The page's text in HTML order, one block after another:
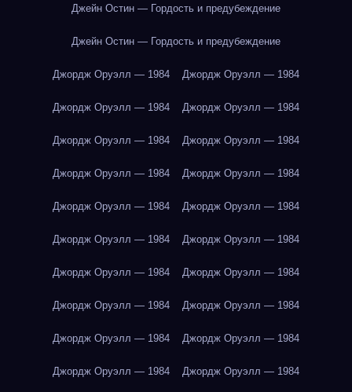
Джейн Остин — Гордость и предубеждение
Джейн Остин — Гордость и предубеждение
Джордж Оруэлл — 1984 Джордж Оруэлл — 1984
Джордж Оруэлл — 1984 Джордж Оруэлл — 1984
Джордж Оруэлл — 1984 Джордж Оруэлл — 1984
Джордж Оруэлл — 1984 Джордж Оруэлл — 1984
Джордж Оруэлл — 1984 Джордж Оруэлл — 1984
Джордж Оруэлл — 1984 Джордж Оруэлл — 1984
Джордж Оруэлл — 1984 Джордж Оруэлл — 1984
Джордж Оруэлл — 1984 Джордж Оруэлл — 1984
Джордж Оруэлл — 1984 Джордж Оруэлл — 1984
Джордж Оруэлл — 1984 Джордж Оруэлл — 1984